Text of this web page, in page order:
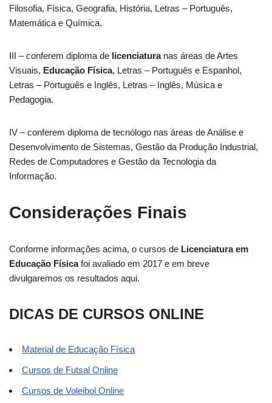
Filosofia, Física, Geografia, História, Letras – Português,
Matemática e Química.
III – conferem diploma de licenciaturanas áreas de Artes
Visuais, Educação Física, Letras – Português e Espanhol,
Letras – Português e Inglês, Letras – Inglês, Música e
Pedagogia.
IV – conferem diploma de tecnólogo nas áreas de Análise e
Desenvolvimento de Sistemas, Gestão da Produção Industrial,
Redes de Computadores e Gestão da Tecnologia da
Informação.
Considerações Finais
Conforme informações acima, o cursos de Licenciatura em
Educação Físicafoi avaliado em 2017 e em breve
divulgaremos os resultados aqui.
DICAS DE CURSOS ONLINE
Material de Educação Física
Cursos de Futsal Online
Cursos de Voleibol Online